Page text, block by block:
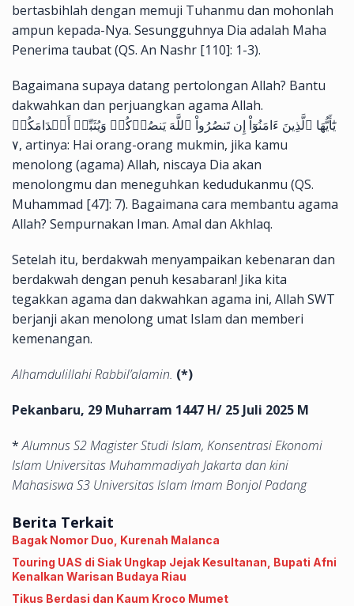
bertasbihlah dengan memuji Tuhanmu dan mohonlah
ampun kepada-Nya. Sesungguhnya Dia adalah Maha
Penerima taubat (QS. An Nashr [110]: 1-3).
Bagaimana supaya datang pertolongan Allah? Bantu
dakwahkan dan perjuangkan agama Allah.
يَٰٓأَيُّهَا ٱلَّذِينَ ءَامَنُوٓاْ إِن تَنصُرُواْ ٱللَّهَ يَنصُرۡكُمۡ وَيُثَبِّتۡ أَقۡدَامَكُمۡ
٧, artinya: Hai orang-orang mukmin, jika kamu
menolong (agama) Allah, niscaya Dia akan
menolongmu dan meneguhkan kedudukanmu (QS.
Muhammad [47]: 7). Bagaimana cara membantu agama
Allah? Sempurnakan Iman. Amal dan Akhlaq.
Setelah itu, berdakwah menyampaikan kebenaran dan
berdakwah dengan penuh kesabaran! Jika kita
tegakkan agama dan dakwahkan agama ini, Allah SWT
berjanji akan menolong umat Islam dan memberi
kemenangan.
Alhamdulillahi Rabbil’alamin. (*)
Pekanbaru, 29 Muharram 1447 H/ 25 Juli 2025 M
*Alumnus S2 Magister Studi Islam, Konsentrasi Ekonomi
Islam Universitas Muhammadiyah Jakarta dan kini
Mahasiswa S3 Universitas Islam Imam Bonjol Padang
Berita Terkait
Bagak Nomor Duo, ‎Kurenah Malanca
Touring UAS di Siak Ungkap Jejak Kesultanan, Bupati Afni
Kenalkan Warisan Budaya Riau
Tikus Berdasi dan Kaum Kroco Mumet